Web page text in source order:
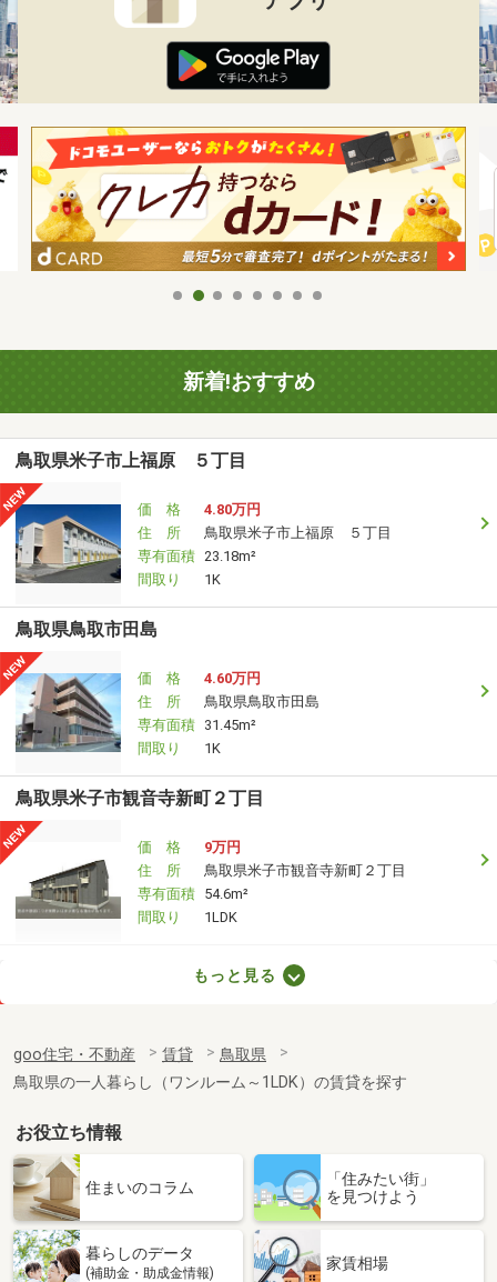
新着!おすすめ
鳥取県米子市上福原 ５丁目
価 格
4.80万円
住 所
鳥取県米子市上福原 ５丁目
専有面積 23.18m²
間取り
1K
鳥取県鳥取市田島
価 格
4.60万円
住 所
鳥取県鳥取市田島
専有面積 31.45m²
間取り
1K
鳥取県米子市観音寺新町２丁目
価 格
9万円
住 所
鳥取県米子市観音寺新町２丁目
専有面積 54.6m²
間取り
1LDK
鳥取県鳥取市賀露町北２丁目
専有面積
23.18m²
間取り
1K
鳥取県倉吉市天神町
価 格
4.10万円
鳥取県倉吉市天神町
専有面積 26.08m²
間取り
もっと見る
goo住宅・不動産 賃貸
鳥取県
鳥取県の一人暮らし（ワンルーム～1LDK）の賃貸を探す
お役立ち情報
住まいのコラム
「住みたい街」
を見つけよう
暮らしのデータ
(補助金・助成金情報)
家賃相場